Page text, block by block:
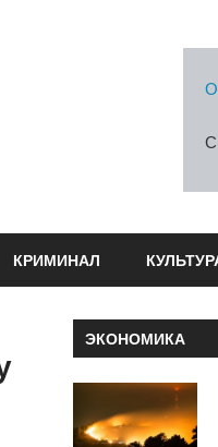
КРИМИНАЛ
ЭКОНОМИКА